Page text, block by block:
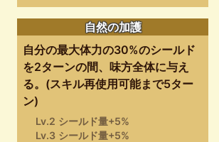
自然の加護
自分の最大体力の30%のシールド
を2ターンの間、味方全体に与え
る。(スキル再使用可能まで5ター
ン)
Lv.2 シールド量+5%
Lv.3 シールド量+5%